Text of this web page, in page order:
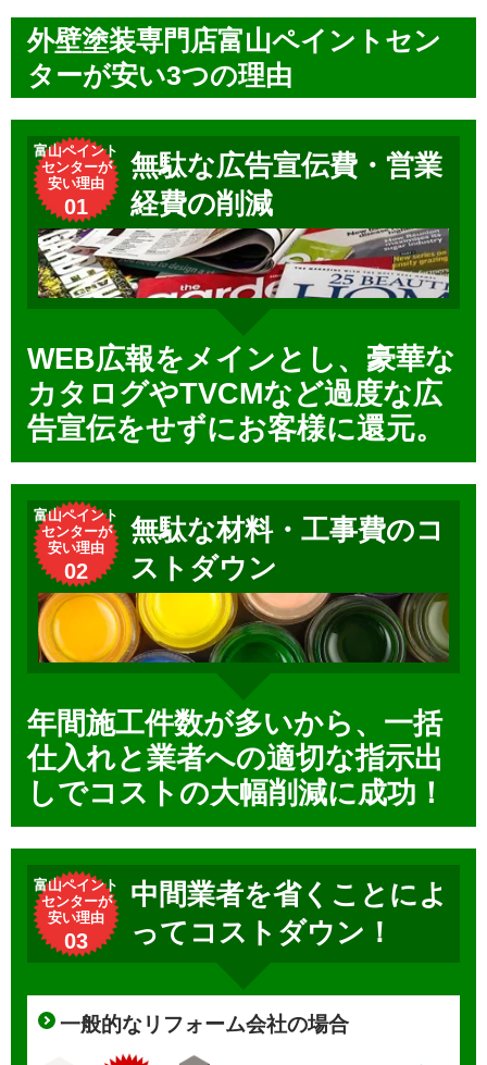
外壁塗装専門店富山ペイントセン
ターが安い3つの理由
富山ペイント
センターが
安い理由
01
無駄な広告宣伝費・営業
経費の削減
WEB広報をメインとし、豪華な
カタログやTVCMなど過度な広
告宣伝をせずにお客様に還元。
富山ペイント
センターが
安い理由
02
無駄な材料・工事費のコ
ストダウン
年間施工件数が多いから、一括
仕入れと業者への適切な指示出
しでコストの大幅削減に成功！
富山ペイント
センターが
安い理由
03
中間業者を省くことによ
ってコストダウン！
一般的なリフォーム会社の場合